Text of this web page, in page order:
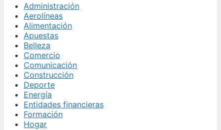
Administración
Aerolíneas
Alimentación
Apuestas
Belleza
Comercio
Comunicación
Construcción
Deporte
Energía
Entidades financieras
Formación
Hogar